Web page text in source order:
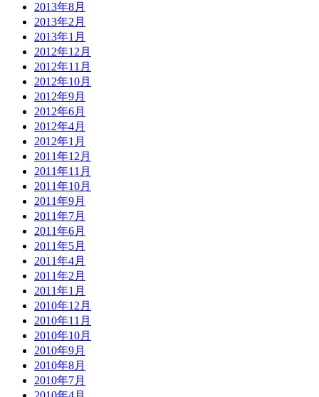
2013年8月
2013年2月
2013年1月
2012年12月
2012年11月
2012年10月
2012年9月
2012年6月
2012年4月
2012年1月
2011年12月
2011年11月
2011年10月
2011年9月
2011年7月
2011年6月
2011年5月
2011年4月
2011年2月
2011年1月
2010年12月
2010年11月
2010年10月
2010年9月
2010年8月
2010年7月